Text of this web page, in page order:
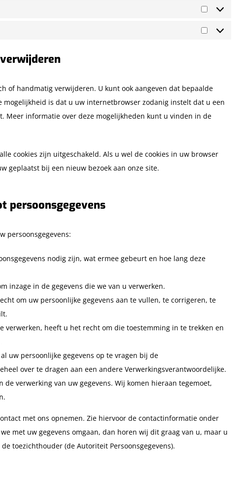
Statistieken
Marketing
of handmatig verwijderen. U kunt ook aangeven dat bepaalde
mogelijkheid is dat u uw internetbrowser zodanig instelt dat u een
Meer informatie over deze mogelijkheden kunt u vinden in de
cookies zijn uitgeschakeld. Als u wel de cookies in uw browser
geplaatst bij een nieuw bezoek aan onze site.
persoonsgegevens
persoonsgegevens:
nodig zijn, wat ermee gebeurt en hoe lang deze
inzage in de gegevens die we van u verwerken.
om uw persoonlijke gegevens aan te vullen, te corrigeren, te
verwerken, heeft u het recht om die toestemming in te trekken en
uw persoonlijke gegevens op te vragen bij de
over te dragen aan een andere Verwerkingsverantwoordelijke.
de verwerking van uw gegevens. Wij komen hieraan tegemoet,
met ons opnemen. Zie hiervoor de contactinformatie onder
met uw gegevens omgaan, dan horen wij dit graag van u, maar u
toezichthouder (de Autoriteit Persoonsgegevens).